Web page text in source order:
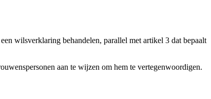
wilsverklaring behandelen, parallel met artikel 3 dat bepaalt
aan te wijzen om hem te vertegenwoordigen.